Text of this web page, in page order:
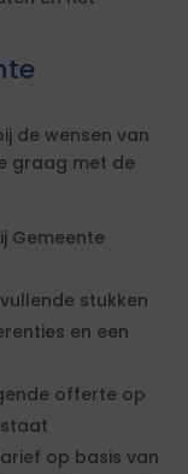
de wensen van
graag met de
Gemeente
stukken
en een
offerte op
op basis van